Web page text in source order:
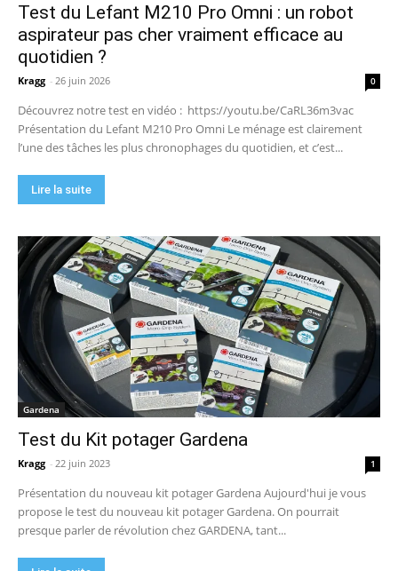
Test du Lefant M210 Pro Omni : un robot
aspirateur pas cher vraiment efficace au
quotidien ?
Kragg - 26 juin 2026 0
Découvrez notre test en vidéo : https://youtu.be/CaRL36m3vac
Présentation du Lefant M210 Pro Omni Le ménage est clairement
l’une des tâches les plus chronophages du quotidien, et c’est...
Lire la suite
Gardena
Test du Kit potager Gardena
Kragg - 22 juin 2023 1
Présentation du nouveau kit potager Gardena Aujourd'hui je vous
propose le test du nouveau kit potager Gardena. On pourrait
presque parler de révolution chez GARDENA, tant...